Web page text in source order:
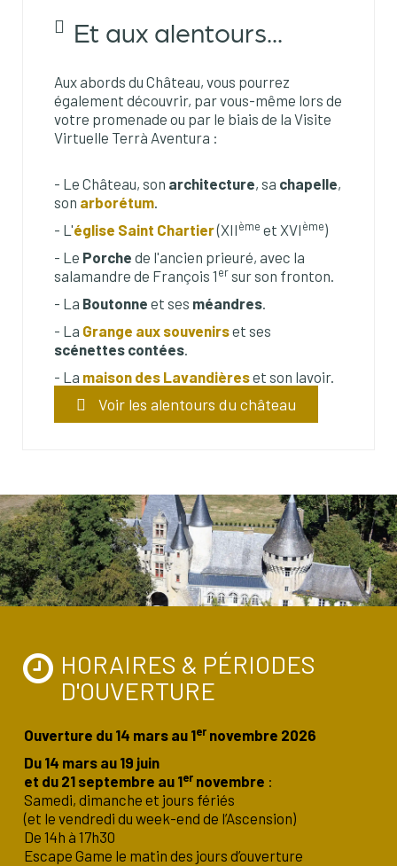
Et aux alentours...
Aux abords du Château, vous pourrez
également découvrir, par vous-même lors de
votre promenade ou par le biais de la Visite
Virtuelle Terrà Aventura :
- Le Château, son architecture, sa chapelle,
son arborétum.
- L'église Saint Chartier(XIIème et XVIème)
- Le Porche de l'ancien prieuré, avec la
salamandre de François 1ersur son fronton.
- La Boutonne et ses méandres.
- La Grange aux souvenirset ses
scénettes contées.
- La maison des Lavandièreset son lavoir.
Voir les alentours du château
HORAIRES & PÉRIODES
D'OUVERTURE
Ouverture du 14 mars au 1er novembre 2026
Du 14 mars au 19 juin
et du 21 septembre au 1er novembre :
Samedi, dimanche et jours fériés
(et le vendredi du week-end de l’Ascension)
De 14h à 17h30
Escape Game le matin des jours d’ouverture